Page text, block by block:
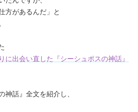
方があるんだ」と
に出会い直した『シーシュポスの神話』
話』全文を紹介し、